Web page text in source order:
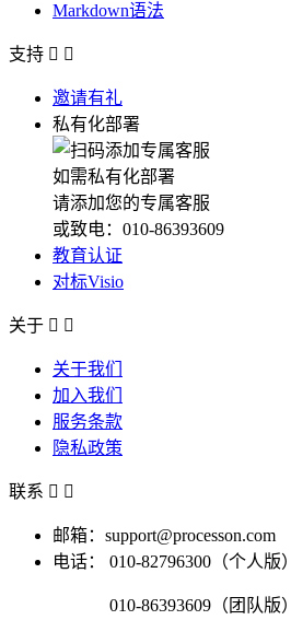
Markdown语法
支持  
邀请有礼
私有化部署
如需私有化部署
请添加您的专属客服
或致电：010-86393609
教育认证
对标Visio
关于  
关于我们
加入我们
服务条款
隐私政策
联系  
邮箱：support@processon.com
电话：
010-82796300（个人版）
010-86393609（团队版）